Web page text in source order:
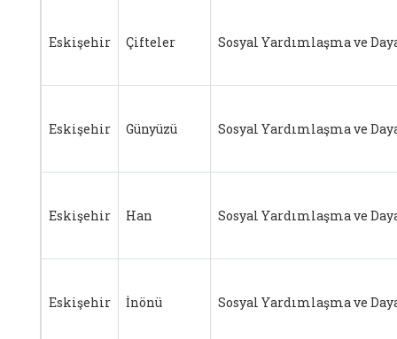
Eskişehir Çifteler Sosyal Yardımlaşma ve
Eskişehir Günyüzü Sosyal Yardımlaşma ve
Eskişehir Han Sosyal Yardımlaşma ve
Eskişehir İnönü Sosyal Yardımlaşma ve